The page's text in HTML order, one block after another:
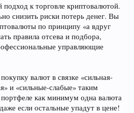
к торговле криптовалютой.
снизить риски потерь денег. Вы
по принципу «а вдруг
правила отсева и подбора,
управляющие
валют в связке «сильная-
и «сильные-слабые» таким
как минимум одна валюта
если остальные упадут в цене!